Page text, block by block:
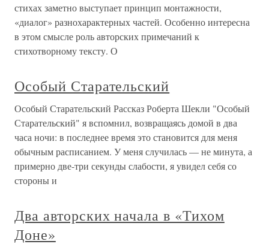
стихах заметно выступает принцип монтажности,
«диалог» разнохарактерных частей. Особенно интересна
в этом смысле роль авторских примечаний к
стихотворному тексту. О
Особый Старательский
Особый Старательский Рассказ Роберта Шекли "Особый
Старательский" я вспомнил, возвращаясь домой в два
часа ночи: в последнее время это становится для меня
обычным расписанием. У меня случилась — не минута, а
примерно две-три секунды слабости, я увидел себя со
стороны и
Два авторских начала в «Тихом
Доне»